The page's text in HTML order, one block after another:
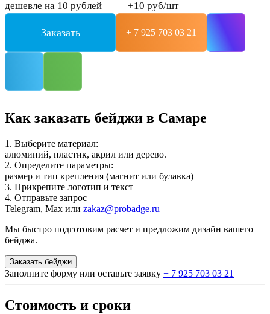
дешевле на 10 рублей +10 руб/шт
Заказать + 7 925 703 03 21
Как заказать бейджи в Самаре
1. Выберите материал:
алюминий, пластик, акрил или дерево.
2. Определите параметры:
размер и тип крепления (магнит или булавка)
3. Прикрепите логотип и текст
4. Отправьте запрос
Telegram, Max или zakaz@probadge.ru
Мы быстро подготовим расчет и предложим дизайн вашего
бейджа.
Заказать бейджи
Заполните форму или оставьте заявку + 7 925 703 03 21
Стоимость и сроки